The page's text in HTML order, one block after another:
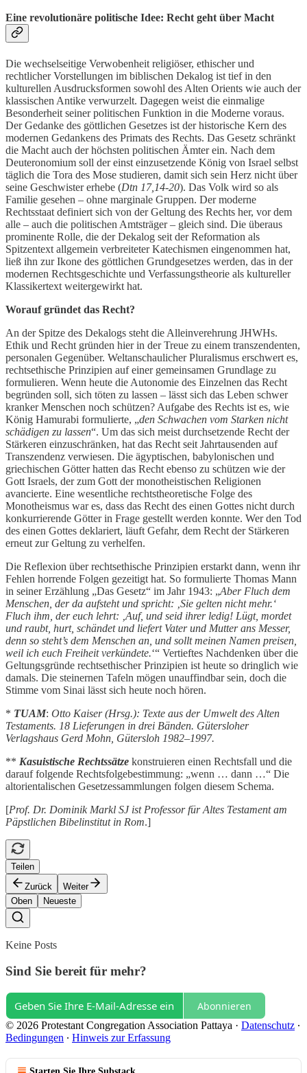
Eine revolutionäre politische Idee: Recht geht über Macht
Die wechselseitige Verwobenheit religiöser, ethischer und
rechtlicher Vorstellungen im biblischen Dekalog ist tief in den
kulturellen Ausdrucksformen sowohl des Alten Orients wie auch der
klassischen Antike verwurzelt. Dagegen weist die einmalige
Besonderheit seiner politischen Funktion in die Moderne voraus.
Der Gedanke des göttlichen Gesetzes ist der historische Kern des
modernen Gedankens des Primats des Rechts. Das Gesetz schränkt
die Macht auch der höchsten politischen Ämter ein. Nach dem
Deuteronomium soll der einst einzusetzende König von Israel selbst
täglich die Tora des Mose studieren, damit sich sein Herz nicht über
seine Geschwister erhebe (Dtn 17,14-20). Das Volk wird so als
Familie gesehen – ohne marginale Gruppen. Der moderne
Rechtsstaat definiert sich von der Geltung des Rechts her, vor dem
alle – auch die politischen Amtsträger – gleich sind. Die überaus
prominente Rolle, die der Dekalog seit der Reformation als
Spitzentext allgemein verbreiteter Katechismen eingenommen hat,
ließ ihn zur Ikone des göttlichen Grundgesetzes werden, das in der
modernen Rechtsgeschichte und Verfassungstheorie als kultureller
Klassikertext weitergewirkt hat.
Worauf gründet das Recht?
An der Spitze des Dekalogs steht die Alleinverehrung JHWHs.
Ethik und Recht gründen hier in der Treue zu einem transzendenten,
personalen Gegenüber. Weltanschaulicher Pluralismus erschwert es,
rechtsethische Prinzipien auf einer gemeinsamen Grundlage zu
formulieren. Wenn heute die Autonomie des Einzelnen das Recht
begründen soll, sich töten zu lassen – lässt sich das Leben schwer
kranker Menschen noch schützen? Aufgabe des Rechts ist es, wie
König Hamurabi formulierte, „den Schwachen vom Starken nicht
schädigen zu lassen“. Um das sich meist durchsetzende Recht der
Stärkeren einzuschränken, hat das Recht seit Jahrtausenden auf
Transzendenz verwiesen. Die ägyptischen, babylonischen und
griechischen Götter hatten das Recht ebenso zu schützen wie der
Gott Israels, der zum Gott der monotheistischen Religionen
avancierte. Eine wesentliche rechtstheoretische Folge des
Monotheismus war es, dass das Recht des einen Gottes nicht durch
konkurrierende Götter in Frage gestellt werden konnte. Wer den Tod
des einen Gottes deklariert, läuft Gefahr, dem Recht der Stärkeren
erneut zur Geltung zu verhelfen.
Die Reflexion über rechtsethische Prinzipien erstarkt dann, wenn ihr
Fehlen horrende Folgen gezeitigt hat. So formulierte Thomas Mann
in seiner Erzählung „Das Gesetz“ im Jahr 1943: „Aber Fluch dem
Menschen, der da aufsteht und spricht: ‚Sie gelten nicht mehr.‘
Fluch ihm, der euch lehrt: ‚Auf, und seid ihrer ledig! Lügt, mordet
und raubt, hurt, schändet und liefert Vater und Mutter ans Messer,
denn so steht’s dem Menschen an, und sollt meinen Namen preisen,
weil ich euch Freiheit verkündete.‘“ Vertieftes Nachdenken über die
Geltungsgründe rechtsethischer Prinzipien ist heute so dringlich wie
damals. Die steinernen Tafeln mögen unauffindbar sein, doch die
Stimme vom Sinai lässt sich heute noch hören.
* TUAM: Otto Kaiser (Hrsg.): Texte aus der Umwelt des Alten
Testaments. 18 Lieferungen in drei Bänden. Gütersloher
Verlagshaus Gerd Mohn, Gütersloh 1982–1997.
** Kasuistische Rechtssätze konstruieren einen Rechtsfall und die
darauf folgende Rechtsfolgebestimmung: „wenn … dann …“ Die
altorientalischen Gesetzessammlungen folgen diesem Schema.
[Prof. Dr. Dominik Markl SJ ist Professor für Altes Testament am
Päpstlichen Bibelinstitut in Rom.]
Teilen
Zurück
Weiter
Oben
Neueste
Keine Posts
Sind Sie bereit für mehr?
Abonnieren
© 2026 Protestant Congregation Association Pattaya · Datenschutz ∙
Bedingungen ∙ Hinweis zur Erfassung